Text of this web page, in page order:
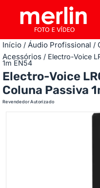
Início / Áudio Profissional /
Acessórios / Electro-Voice
1m EN54
Electro-Voice
Coluna Passiva
Revendedor Autorizado